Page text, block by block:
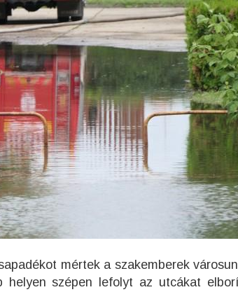
mértek a szakemberek
helyen szépen lefolyt az utcákat